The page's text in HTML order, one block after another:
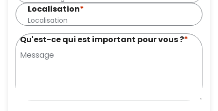
Localisation*
Qu'est-ce qui est important pour vous ?*